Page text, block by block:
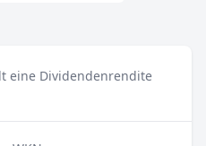
eine Dividendenrendite